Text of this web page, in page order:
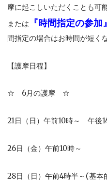
摩に起こしいただくことも可
または 『時間指定の参加』
間指定の場合はお時間が短く
【護摩日程】
☆ 6月の護摩 ☆
21日（日）午前10時～ 午後
26日（金）午前10時～
28日（日）午前4時半～(基本